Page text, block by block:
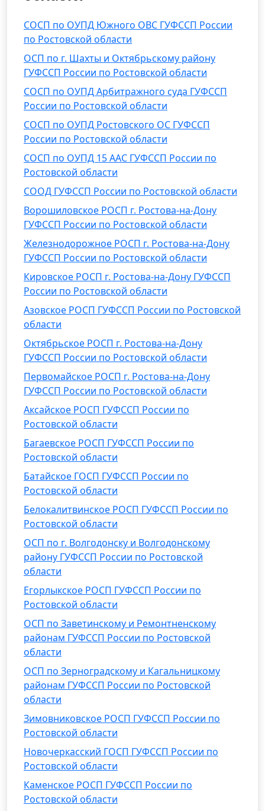
СОСП по ОУПД Южного ОВС ГУФССП России
по Ростовской области
ОСП по г. Шахты и Октябрьскому району
ГУФССП России по Ростовской области
СОСП по ОУПД Арбитражного суда ГУФССП
России по Ростовской области
СОСП по ОУПД Ростовского ОС ГУФССП
России по Ростовской области
СОСП по ОУПД 15 ААС ГУФССП России по
Ростовской области
СООД ГУФССП России по Ростовской области
Ворошиловское РОСП г. Ростова-на-Дону
ГУФССП России по Ростовской области
Железнодорожное РОСП г. Ростова-на-Дону
ГУФССП России по Ростовской области
Кировское РОСП г. Ростова-на-Дону ГУФССП
России по Ростовской области
Азовское РОСП ГУФССП России по Ростовской
области
Октябрьское РОСП г. Ростова-на-Дону
ГУФССП России по Ростовской области
Первомайское РОСП г. Ростова-на-Дону
ГУФССП России по Ростовской области
Аксайское РОСП ГУФССП России по
Ростовской области
Багаевское РОСП ГУФССП России по
Ростовской области
Батайское ГОСП ГУФССП России по
Ростовской области
Белокалитвинское РОСП ГУФССП России по
Ростовской области
ОСП по г. Волгодонску и Волгодонскому
району ГУФССП России по Ростовской
области
Егорлыкское РОСП ГУФССП России по
Ростовской области
ОСП по Заветинскому и Ремонтненскому
районам ГУФССП России по Ростовской
области
ОСП по Зерноградскому и Кагальницкому
районам ГУФССП России по Ростовской
области
Зимовниковское РОСП ГУФССП России по
Ростовской области
Новочеркасский ГОСП ГУФССП России по
Ростовской области
Каменское РОСП ГУФССП России по
Ростовской области